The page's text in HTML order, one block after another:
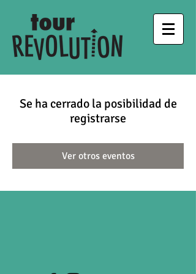
Se ha cerrado la posibilidad de
registrarse
Ver otros eventos